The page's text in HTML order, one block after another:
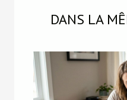
DANS LA